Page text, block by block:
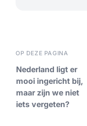
OP DEZE PAGINA
Nederland ligt er
mooi ingericht bij,
maar zijn we niet
iets vergeten?